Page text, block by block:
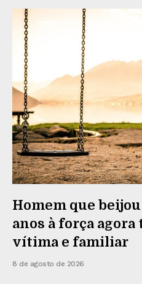
Homem que beijou
anos à força
vítima e familiar
8 de agosto de 2026